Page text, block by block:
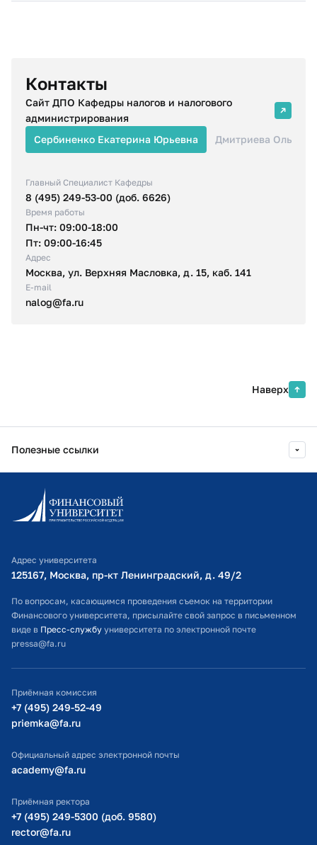
Контакты
Сайт ДПО Кафедры налогов и налогового
администрирования
Сербиненко Екатерина Юрьевна
Дмитриева Ольга
Главный Специалист Кафедры
8 (495) 249-53-00 (доб. 6626)
Время работы
Пн-чт: 09:00-18:00
Пт: 09:00-16:45
Адрес
Москва, ул. Верхняя Масловка, д. 15, каб. 141
E-mail
nalog@fa.ru
Наверх
Полезные ссылки
Информационно-образовательный портал
Личный кабинет поступающего
Оплата обучения
Расписание занятий
Студенческий офис
Официальный адрес электронной почты
Министерство просвещения РФ
Министерство науки и высшего образования РФ
Адрес университета
125167, Москва, пр-кт Ленинградский, д. 49/2​
По вопросам, касающимся проведения съемок на территории
Финансового университета, присылайте свой запрос в письменном
виде в Пресс-службу университета по электронной почте
pressa@fa.ru
Приёмная комиссия
+7 (495) 249-52-49
priemka@fa.ru
Официальный адрес электронной почты
academy@fa.ru
Приёмная ректора
+7 (495) 249-5300 (доб. 9580)
rector@fa.ru